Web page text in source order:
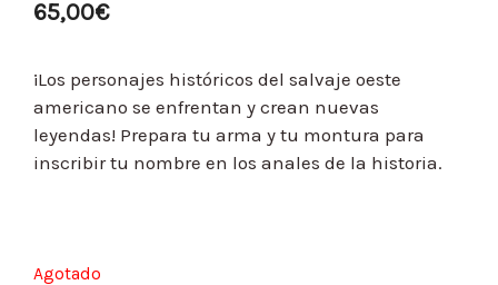
65,00€
¡Los personajes históricos del salvaje oeste
americano se enfrentan y crean nuevas
leyendas! Prepara tu arma y tu montura para
inscribir tu nombre en los anales de la historia.
Agotado